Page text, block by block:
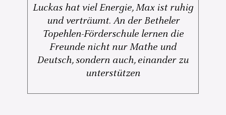
Luckas hat viel Energie, Max ist ruhig
und verträumt. An der Betheler
Topehlen-Förderschule lernen die
Freunde nicht nur Mathe und
Deutsch, sondern auch, einander zu
unterstützen